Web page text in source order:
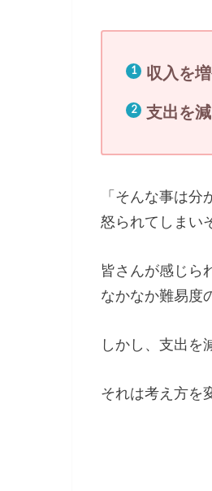
収入を
支出を
「そんな事は
怒られてしまい
皆さんが感じら
なかなか難易度
しかし、支出を
それは考え方を